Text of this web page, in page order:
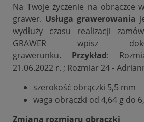
Na Twoje życzenie na obrączce
grawer. Usługa grawerowania
wydłuży czasu realizacji
GRAWER wpisz
grawerunku.
Przykład:
21.06.2022 r. ; Rozmiar 24 -
szerokość obrączki 5,5 mm
waga obrączki od 4,64 g do
Zmiana rozmiaru obrączki